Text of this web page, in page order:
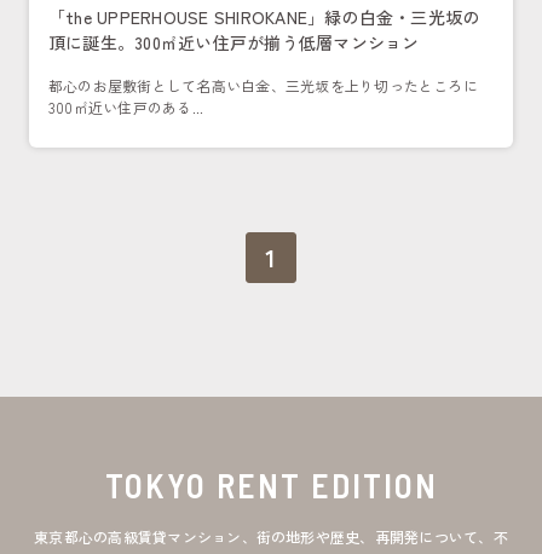
「the UPPERHOUSE SHIROKANE」緑の白金・三光坂の
頂に誕生。300㎡近い住戸が揃う低層マンション
都心のお屋敷街として名高い白金、三光坂を上り切ったところに
300㎡近い住戸のある...
1
TOKYO RENT EDITION
東京都心の高級賃貸マンション、街の地形や歴史、再開発について、不